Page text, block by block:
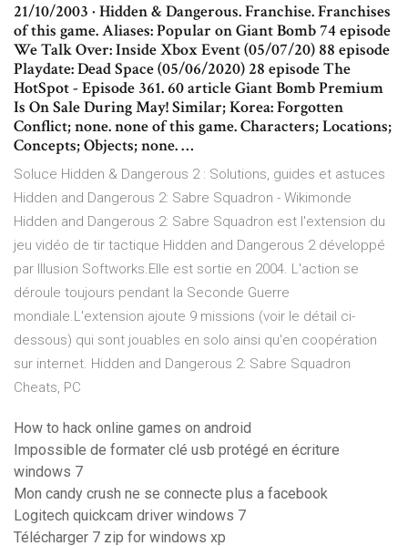
21/10/2003 · Hidden & Dangerous. Franchise. Franchises
of this game. Aliases: Popular on Giant Bomb 74 episode
We Talk Over: Inside Xbox Event (05/07/20) 88 episode
Playdate: Dead Space (05/06/2020) 28 episode The
HotSpot - Episode 361. 60 article Giant Bomb Premium
Is On Sale During May! Similar; Korea: Forgotten
Conflict; none. none of this game. Characters; Locations;
Concepts; Objects; none. …
Soluce Hidden & Dangerous 2 : Solutions, guides et astuces
Hidden and Dangerous 2: Sabre Squadron - Wikimonde
Hidden and Dangerous 2: Sabre Squadron est l'extension du
jeu vidéo de tir tactique Hidden and Dangerous 2 développé
par Illusion Softworks.Elle est sortie en 2004. L'action se
déroule toujours pendant la Seconde Guerre
mondiale.L'extension ajoute 9 missions (voir le détail ci-
dessous) qui sont jouables en solo ainsi qu'en coopération
sur internet. Hidden and Dangerous 2: Sabre Squadron
Cheats, PC
How to hack online games on android
Impossible de formater clé usb protégé en écriture
windows 7
Mon candy crush ne se connecte plus a facebook
Logitech quickcam driver windows 7
Télécharger 7 zip for windows xp